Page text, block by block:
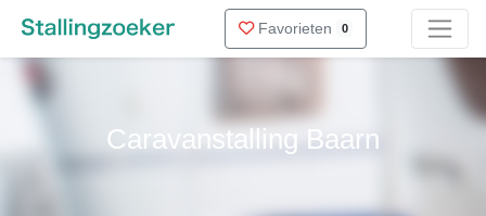
Favorieten 0
Caravanstalling Baarn